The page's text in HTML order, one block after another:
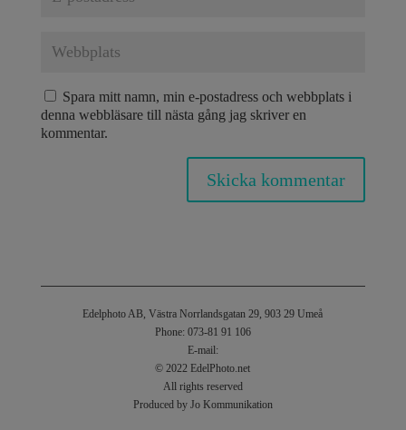
Spara mitt namn, min e-postadress och webbplats i
denna webbläsare till nästa gång jag skriver en
kommentar.
Edelphoto AB, Västra Norrlandsgatan 29, 903 29 Umeå
Phone: 073-81 91 106
E-mail:
© 2022 EdelPhoto.net
All rights reserved
Produced by Jo Kommunikation